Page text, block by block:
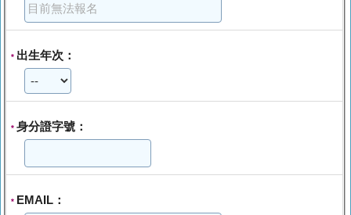
* 出生年次：
* 身分證字號：
* EMAIL：